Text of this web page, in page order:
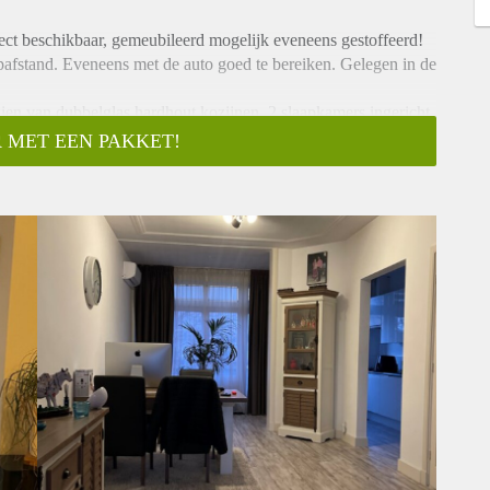
beschikbaar, gemeubileerd mogelijk eveneens gestoffeerd!
Eveneens met de auto goed te bereiken. Gelegen in de
van dubbelglas hardhout kozijnen. 2 slaapkamers ingericht
maar liefst 13 meter lang.
oven, 4 gaspit fornuis en afzuigkap.
MET EEN PAKKET!